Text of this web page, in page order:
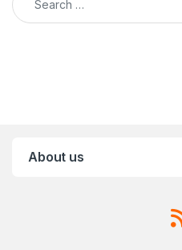
About us